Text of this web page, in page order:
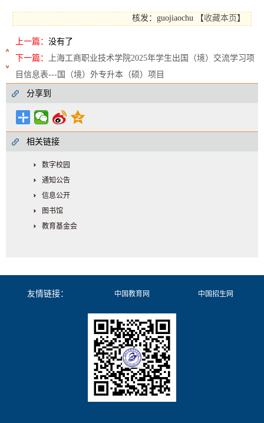
核发：guojiaochu 【收藏本页】
上一篇： 没有了
下一篇：
上海工商职业技术学院2025年学生出国（境）交流学习项
目信息表---国（境）外专升本（硕）项目
分享到
相关链接
数字校园
通知公告
信息公开
图书馆
教育基金会
友情链接： 中国教育网 中国招生网